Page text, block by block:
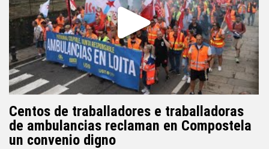
Centos de traballadores e traballadoras
de ambulancias reclaman en Compostela
un convenio digno